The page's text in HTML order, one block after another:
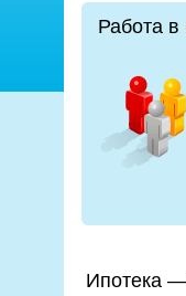
Работа
Ипотека —